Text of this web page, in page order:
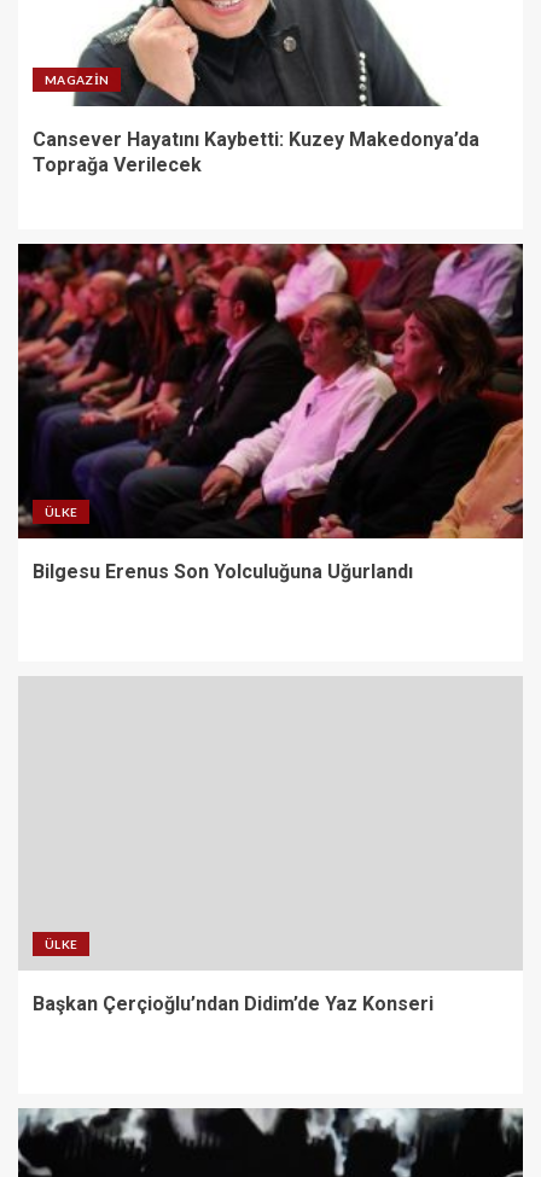
MAGAZIN
Cansever Hayatını Kaybetti: Kuzey Makedonya’da
Toprağa Verilecek
ÜLKE
Bilgesu Erenus Son Yolculuğuna Uğurlandı
ÜLKE
Başkan Çerçioğlu’ndan Didim’de Yaz Konseri